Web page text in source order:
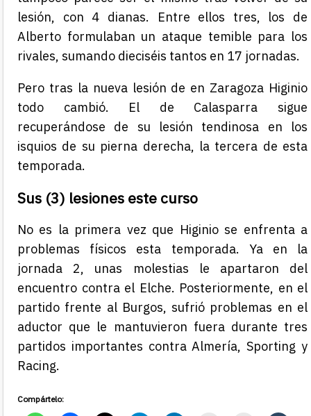
lesión, con 4 dianas. Entre ellos tres, los de
Alberto formulaban un ataque temible para los
rivales, sumando dieciséis tantos en 17 jornadas.
Pero tras la nueva lesión de en Zaragoza Higinio
todo cambió. El de Calasparra sigue
recuperándose de su lesión tendinosa en los
isquios de su pierna derecha, la tercera de esta
temporada.
Sus (3) lesiones este curso
No es la primera vez que Higinio se enfrenta a
problemas físicos esta temporada. Ya en la
jornada 2, unas molestias le apartaron del
encuentro contra el Elche. Posteriormente, en el
partido frente al Burgos, sufrió problemas en el
aductor que le mantuvieron fuera durante tres
partidos importantes contra Almería, Sporting y
Racing.
Compártelo: